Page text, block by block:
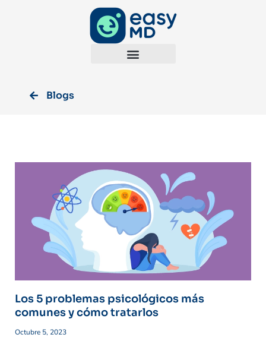
Blogs
Los 5 problemas psicológicos más
comunes y cómo tratarlos
Octubre 5, 2023